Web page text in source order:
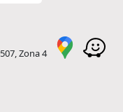
Zona 4